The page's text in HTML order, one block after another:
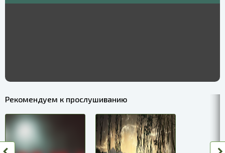
Рекомендуем к прослушиванию